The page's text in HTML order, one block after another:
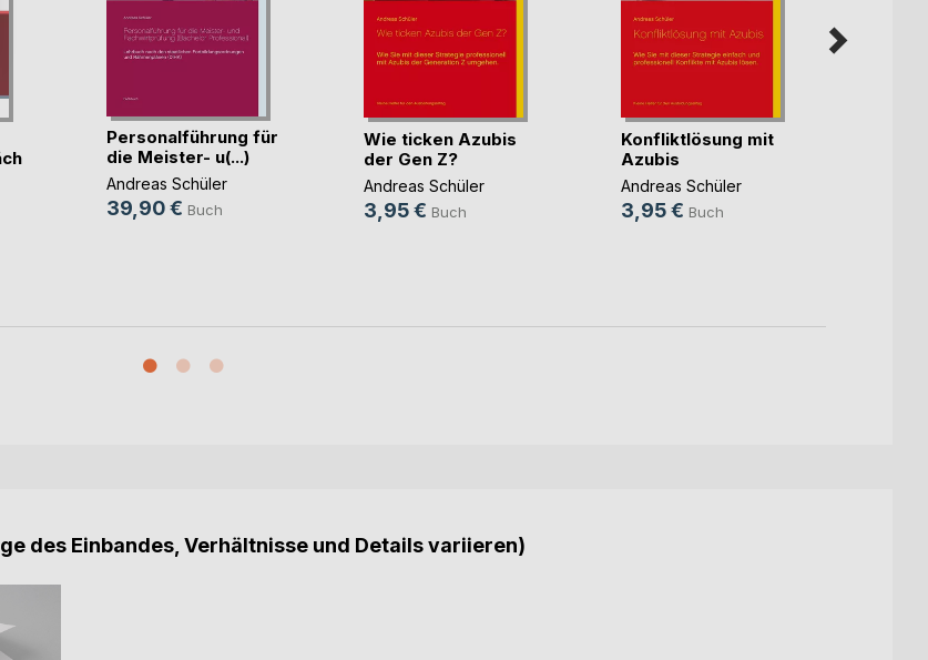
Personalführung für
die Meister- u(...)
Andreas Schüler
39,90 € Buch
Wie ticken Azubis
der Gen Z?
Andreas Schüler
3,95 € Buch
Konfliktlösung mit
Azubis
Andreas Schüler
3,95 € Buch
des Einbandes, Verhältnisse und Details variieren)